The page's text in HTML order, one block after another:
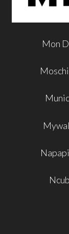
Mon
Ncub